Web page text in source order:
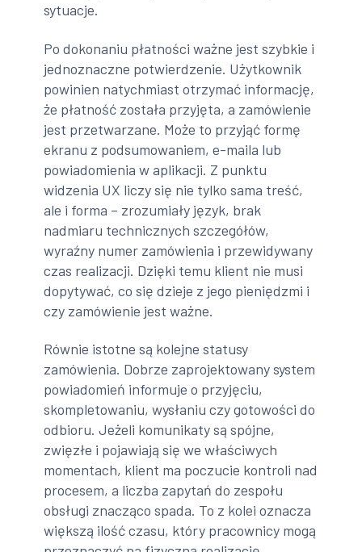
sytuacje.
Po dokonaniu płatności ważne jest szybkie i
jednoznaczne potwierdzenie. Użytkownik
powinien natychmiast otrzymać informację,
że płatność została przyjęta, a zamówienie
jest przetwarzane. Może to przyjąć formę
ekranu z podsumowaniem, e-maila lub
powiadomienia w aplikacji. Z punktu
widzenia UX liczy się nie tylko sama treść,
ale i forma – zrozumiały język, brak
nadmiaru technicznych szczegółów,
wyraźny numer zamówienia i przewidywany
czas realizacji. Dzięki temu klient nie musi
dopytywać, co się dzieje z jego pieniędzmi i
czy zamówienie jest ważne.
Równie istotne są kolejne statusy
zamówienia. Dobrze zaprojektowany system
powiadomień informuje o przyjęciu,
skompletowaniu, wysłaniu czy gotowości do
odbioru. Jeżeli komunikaty są spójne,
zwięzłe i pojawiają się we właściwych
momentach, klient ma poczucie kontroli nad
procesem, a liczba zapytań do zespołu
obsługi znacząco spada. To z kolei oznacza
większą ilość czasu, który pracownicy mogą